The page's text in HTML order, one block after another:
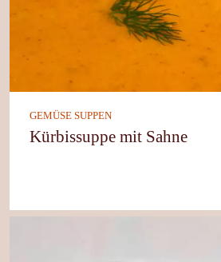
GEMÜSE SUPPEN
Kürbissuppe mit Sahne